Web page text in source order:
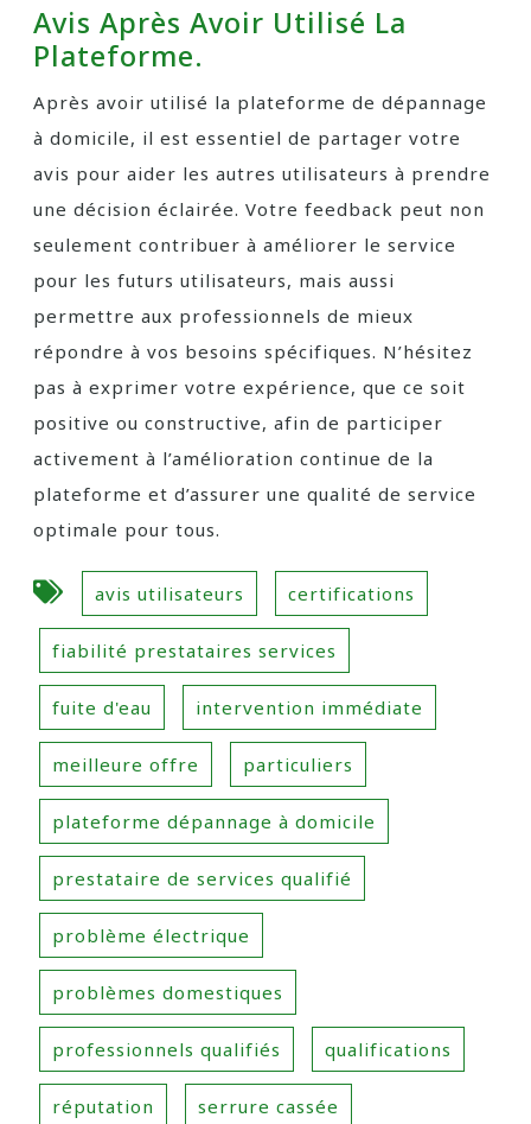
Avis Après Avoir Utilisé La
Plateforme.
Après avoir utilisé la plateforme de dépannage
à domicile, il est essentiel de partager votre
avis pour aider les autres utilisateurs à prendre
une décision éclairée. Votre feedback peut non
seulement contribuer à améliorer le service
pour les futurs utilisateurs, mais aussi
permettre aux professionnels de mieux
répondre à vos besoins spécifiques. N’hésitez
pas à exprimer votre expérience, que ce soit
positive ou constructive, afin de participer
activement à l’amélioration continue de la
plateforme et d’assurer une qualité de service
optimale pour tous.
avis utilisateurs certifications
fiabilité prestataires services
fuite d'eau intervention immédiate
meilleure offre particuliers
plateforme dépannage à domicile
prestataire de services qualifié
problème électrique
problèmes domestiques
professionnels qualifiés qualifications
réputation serrure cassée